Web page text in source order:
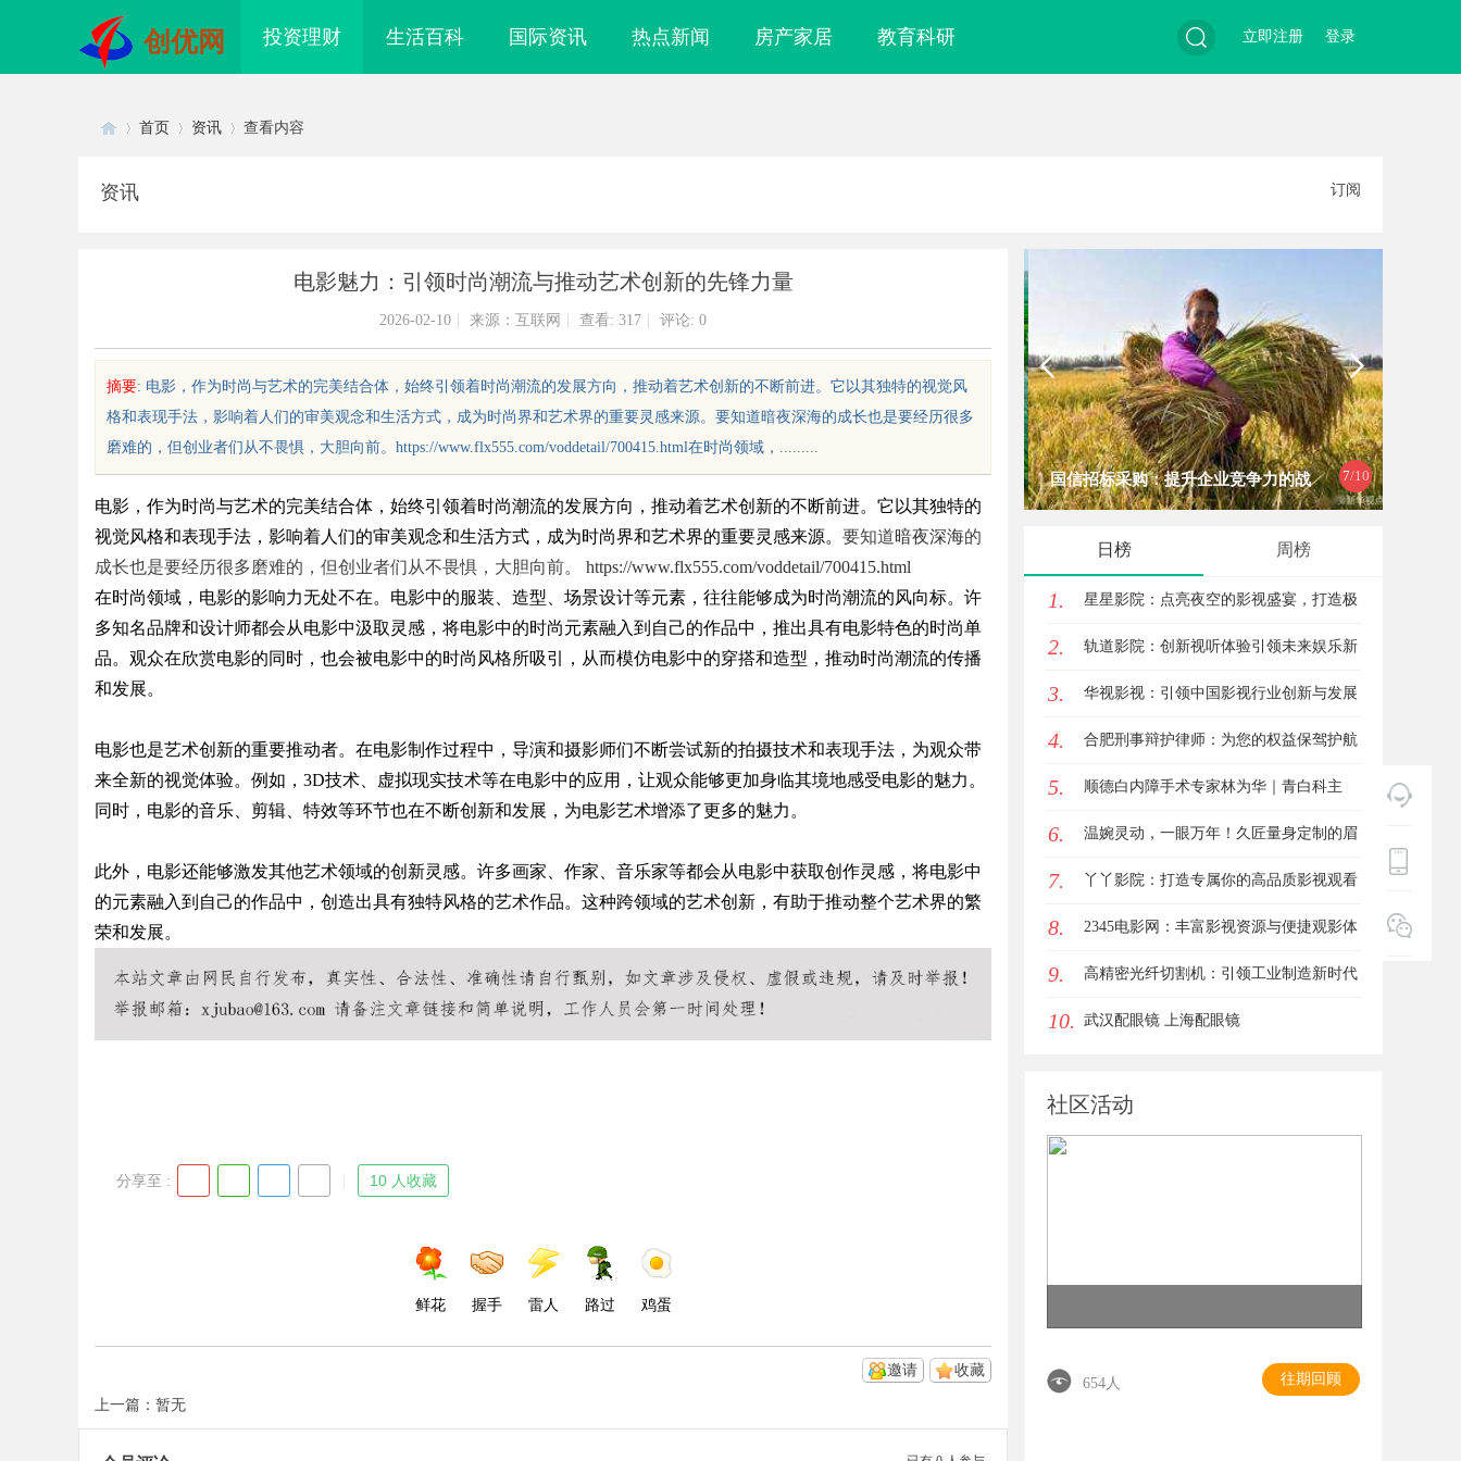
创优网 投资理财 生活百科 国际资讯 热点新闻 房产家居 教育科研 登录
立即注册
sc
uz
!
首页 资讯 查看内容
资讯 订阅
电影魅力：引领时尚潮流与推动艺术创新的先锋力量
2026-02-10 来源：互联网 查看: 317 评论: 0
摘要: 电影，作为时尚与艺术的完美结合体，始终引领着时尚潮流的发展方向，推动着艺术创新的不断前进。它以其独特的视觉风
格和表现手法，影响着人们的审美观念和生活方式，成为时尚界和艺术界的重要灵感来源。要知道暗夜深海的成长也是要经历很多
磨难的，但创业者们从不畏惧，大胆向前。https://www.flx555.com/voddetail/700415.html在时尚领域，.........
电影，作为时尚与艺术的完美结合体，始终引领着时尚潮流的发展方向，推动着艺术创新的不断前进。它以其独特的
视觉风格和表现手法，影响着人们的审美观念和生活方式，成为时尚界和艺术界的重要灵感来源。 要知道暗夜深海的
成长也是要经历很多磨难的，但创业者们从不畏惧，大胆向前。 https://www.flx555.com/voddetail/700415.html
在时尚领域，电影的影响力无处不在。电影中的服装、造型、场景设计等元素，往往能够成为时尚潮流的风向标。许
多知名品牌和设计师都会从电影中汲取灵感，将电影中的时尚元素融入到自己的作品中，推出具有电影特色的时尚单
品。观众在欣赏电影的同时，也会被电影中的时尚风格所吸引，从而模仿电影中的穿搭和造型，推动时尚潮流的传播
和发展。
电影也是艺术创新的重要推动者。在电影制作过程中，导演和摄影师们不断尝试新的拍摄技术和表现手法，为观众带
来全新的视觉体验。例如，3D技术、虚拟现实技术等在电影中的应用，让观众能够更加身临其境地感受电影的魅力。
同时，电影的音乐、剪辑、特效等环节也在不断创新和发展，为电影艺术增添了更多的魅力。
此外，电影还能够激发其他艺术领域的创新灵感。许多画家、作家、音乐家等都会从电影中获取创作灵感，将电影中
的元素融入到自己的作品中，创造出具有独特风格的艺术作品。这种跨领域的艺术创新，有助于推动整个艺术界的繁
荣和发展。
分享至 : 10 人收藏
鲜花 握手 雷人 路过 鸡蛋
收藏
邀请
上一篇：暂无
7/10
眼镜 上海配眼镜 武汉配眼镜 上海配眼镜 全面解析成都化工装备展官网及其行
业影响力
国信招标采购：提升企业竞争力的战
日榜 周榜
1. 星星影院：点亮夜空的影视盛宴，打造极
致观影体验
2. 轨道影院：创新视听体验引领未来娱乐新
潮流
3. 华视影视：引领中国影视行业创新与发展
的旗舰力量
4. 合肥刑事辩护律师：为您的权益保驾护航
5. 顺德白内障手术专家林为华｜青白科主
任，白内障手术资深医生
6. 温婉灵动，一眼万年！久匠量身定制的眉
眼唇，才是你整张脸的点睛之笔！淡颜系
女生的气质加分项
7. 丫丫影院：打造专属你的高品质影视观看
体验
8. 2345电影网：丰富影视资源与便捷观影体
验的最佳选择
9. 高精密光纤切割机：引领工业制造新时代
的利器
10. 武汉配眼镜 上海配眼镜
社区活动
654人 往期回顾